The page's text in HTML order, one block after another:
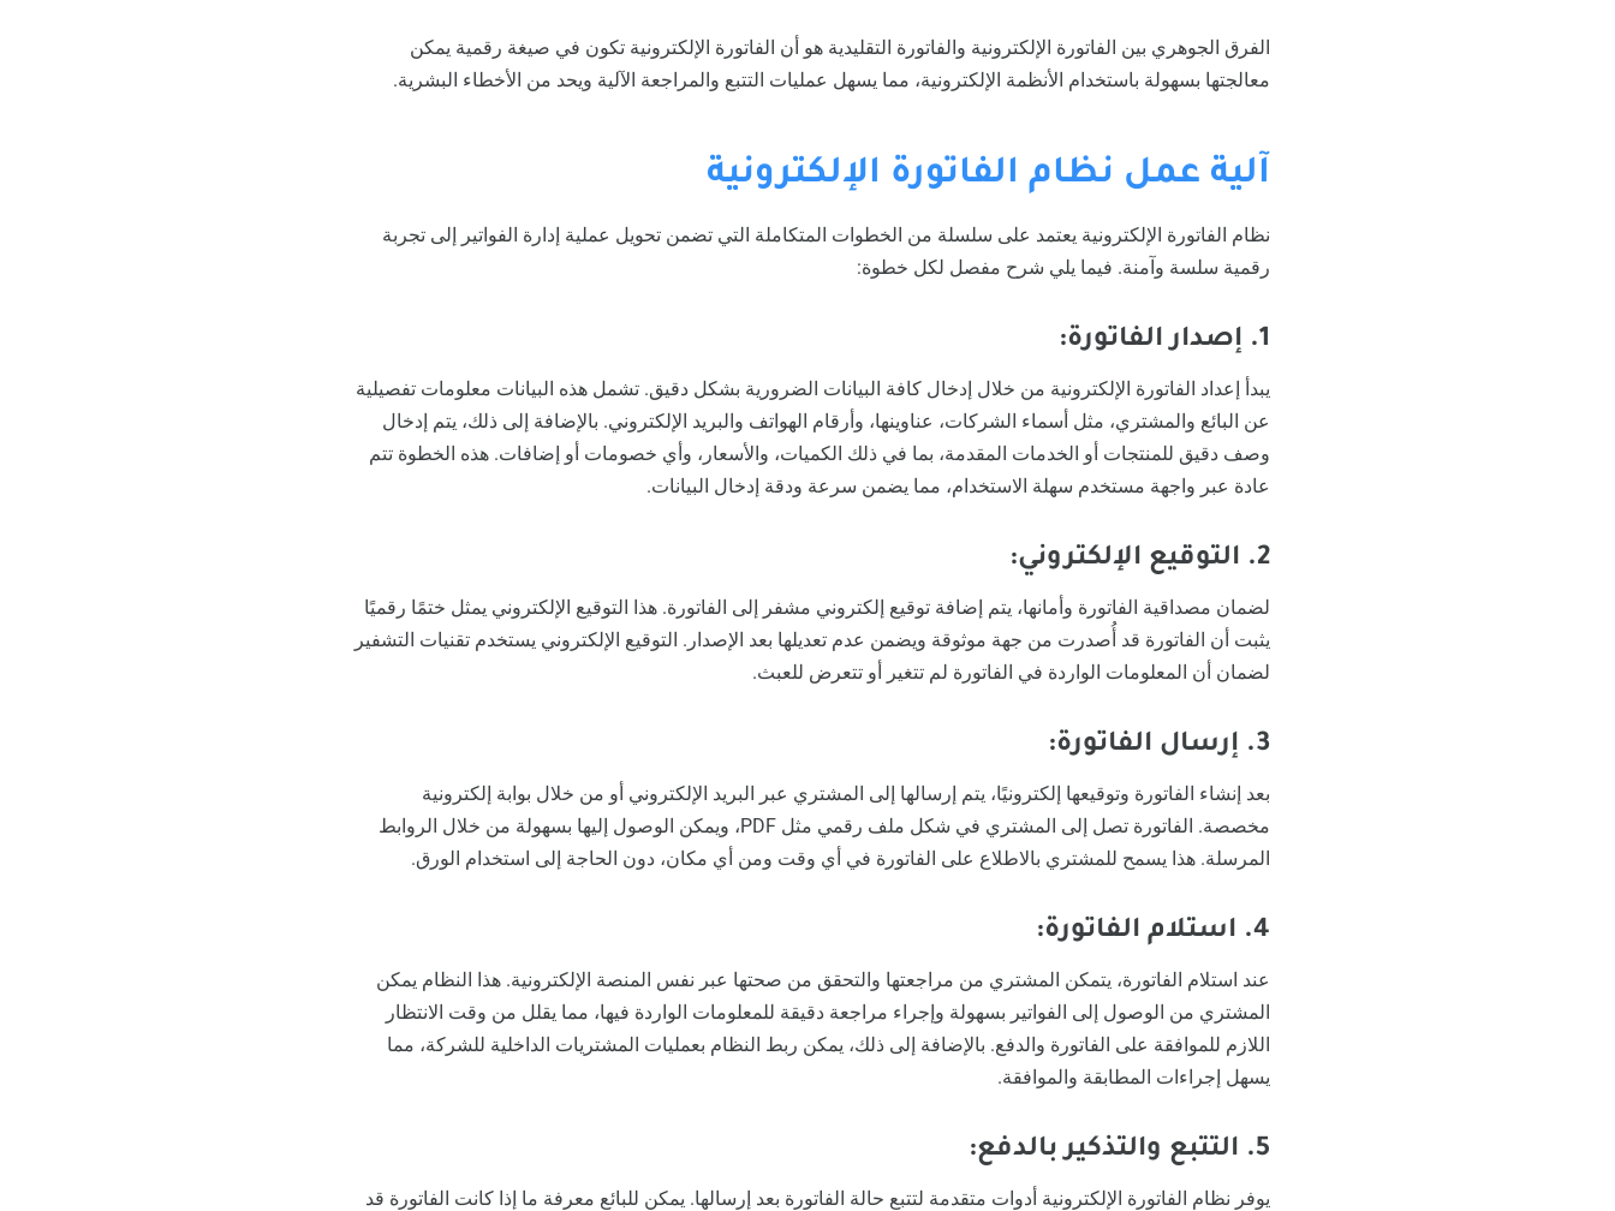
الفرق الجوهري بين الفاتورة الإلكترونية والفاتورة التقليدية هو أن الفاتورة الإلكترونية تكون في صيغة رقمية يمكن
معالجتها بسهولة باستخدام الأنظمة الإلكترونية، مما يسهل عمليات التتبع والمراجعة الآلية ويحد من الأخطاء البشرية.
آلية عمل نظام الفاتورة الإلكترونية
نظام الفاتورة الإلكترونية يعتمد على سلسلة من الخطوات المتكاملة التي تضمن تحويل عملية إدارة الفواتير إلى تجربة
رقمية سلسة وآمنة. فيما يلي شرح مفصل لكل خطوة:
1. إصدار الفاتورة :
يبدأ إعداد الفاتورة الإلكترونية من خلال إدخال كافة البيانات الضرورية بشكل دقيق. تشمل هذه البيانات معلومات تفصيلية
عن البائع والمشتري، مثل أسماء الشركات، عناوينها، وأرقام الهواتف والبريد الإلكتروني. بالإضافة إلى ذلك، يتم إدخال
وصف دقيق للمنتجات أو الخدمات المقدمة، بما في ذلك الكميات، والأسعار، وأي خصومات أو إضافات. هذه الخطوة تتم
عادة عبر واجهة مستخدم سهلة الاستخدام، مما يضمن سرعة ودقة إدخال البيانات.
2. التوقيع الإلكتروني :
لضمان مصداقية الفاتورة وأمانها، يتم إضافة توقيع إلكتروني مشفر إلى الفاتورة. هذا التوقيع الإلكتروني يمثل ختمًا رقميًا
يثبت أن الفاتورة قد أُصدرت من جهة موثوقة ويضمن عدم تعديلها بعد الإصدار. التوقيع الإلكتروني يستخدم تقنيات التشفير
لضمان أن المعلومات الواردة في الفاتورة لم تتغير أو تتعرض للعبث.
3. إرسال الفاتورة :
بعد إنشاء الفاتورة وتوقيعها إلكترونيًا، يتم إرسالها إلى المشتري عبر البريد الإلكتروني أو من خلال بوابة إلكترونية
مخصصة. الفاتورة تصل إلى المشتري في شكل ملف رقمي مثل PDF، ويمكن الوصول إليها بسهولة من خلال الروابط
المرسلة. هذا يسمح للمشتري بالاطلاع على الفاتورة في أي وقت ومن أي مكان، دون الحاجة إلى استخدام الورق.
4. استلام الفاتورة :
عند استلام الفاتورة، يتمكن المشتري من مراجعتها والتحقق من صحتها عبر نفس المنصة الإلكترونية. هذا النظام يمكن
المشتري من الوصول إلى الفواتير بسهولة وإجراء مراجعة دقيقة للمعلومات الواردة فيها، مما يقلل من وقت الانتظار
اللازم للموافقة على الفاتورة والدفع. بالإضافة إلى ذلك، يمكن ربط النظام بعمليات المشتريات الداخلية للشركة، مما
يسهل إجراءات المطابقة والموافقة.
5. التتبع والتذكير بالدفع :
يوفر نظام الفاتورة الإلكترونية أدوات متقدمة لتتبع حالة الفاتورة بعد إرسالها. يمكن للبائع معرفة ما إذا كانت الفاتورة قد